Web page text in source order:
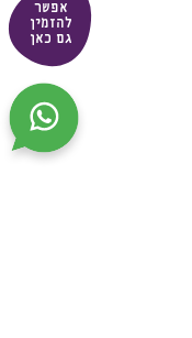
אפשר
להזמין
גם כאן